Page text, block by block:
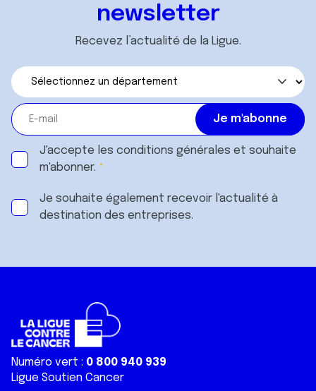
newsletter
Recevez l’actualité de la Ligue.
J'accepte les conditions générales et souhaite
m'abonner.
Je souhaite également recevoir l'actualité à
destination des entreprises.
Numéro vert : 0 800 940 939
Ligue Soutien Cancer